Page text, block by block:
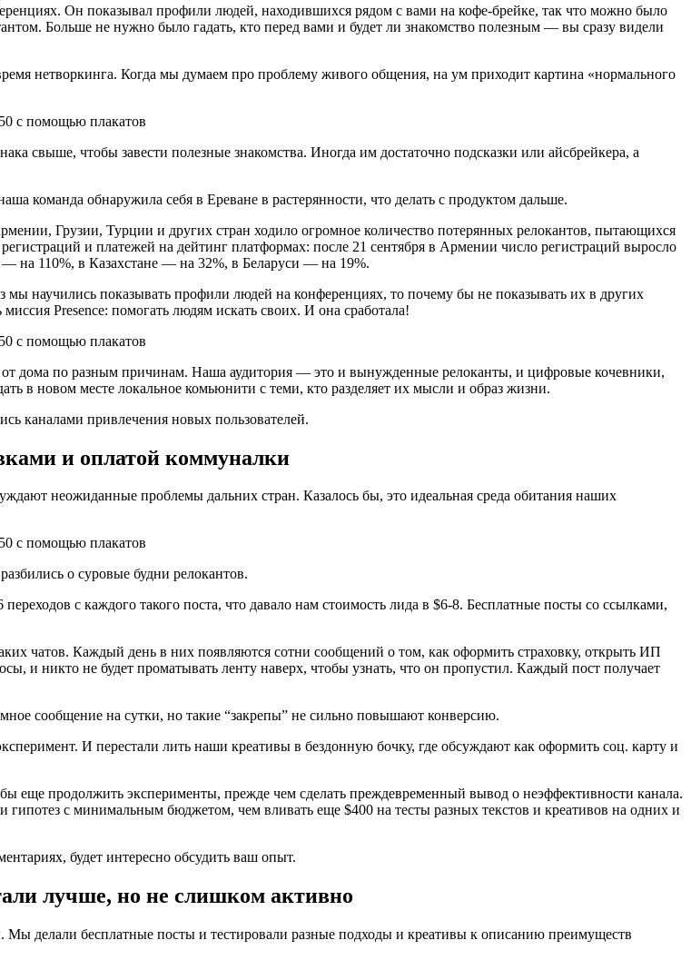
Он показывал профили людей, находившихся рядом с вами на кофе-брейке, так что можно было
Больше не нужно было гадать, кто перед вами и будет ли знакомство полезным — вы сразу видели
нетворкинга. Когда мы думаем про проблему живого общения, на ум приходит картина «нормального
свыше, чтобы завести полезные знакомства. Иногда им достаточно подсказки или айсбрейкера, а
команда обнаружила себя в Ереване в растерянности, что делать с продуктом дальше.
Грузии, Турции и других стран ходило огромное количество потерянных релокантов, пытающихся
и платежей на дейтинг платформах: после 21 сентября в Армении число регистраций выросло
на 110%, в Казахстане — на 32%, в Беларуси — на 19%.
научились показывать профили людей на конференциях, то почему бы не показывать их в других
Presence: помогать людям искать своих. И она сработала!
дома по разным причинам. Наша аудитория — это и вынужденные релоканты, и цифровые кочевники,
в новом месте локальное комьюнити с теми, кто разделяет их мысли и образ жизни.
каналами привлечения новых пользователей.
и оплатой коммуналки
неожиданные проблемы дальних стран. Казалось бы, это идеальная среда обитания наших
о суровые будни релокантов.
с каждого такого поста, что давало нам стоимость лида в $6-8. Бесплатные посты со ссылками,
чатов. Каждый день в них появляются сотни сообщений о том, как оформить страховку, открыть ИП
и никто не будет проматывать ленту наверх, чтобы узнать, что он пропустил. Каждый пост получает
сообщение на сутки, но такие “закрепы” не сильно повышают конверсию.
И перестали лить наши креативы в бездонную бочку, где обсуждают как оформить соц. карту и
еще продолжить эксперименты, прежде чем сделать преждевременный вывод о неэффективности канала.
гипотез с минимальным бюджетом, чем вливать еще $400 на тесты разных текстов и креативов на одних и
будет интересно обсудить ваш опыт.
лучше, но не слишком активно
делали бесплатные посты и тестировали разные подходы и креативы к описанию преимуществ